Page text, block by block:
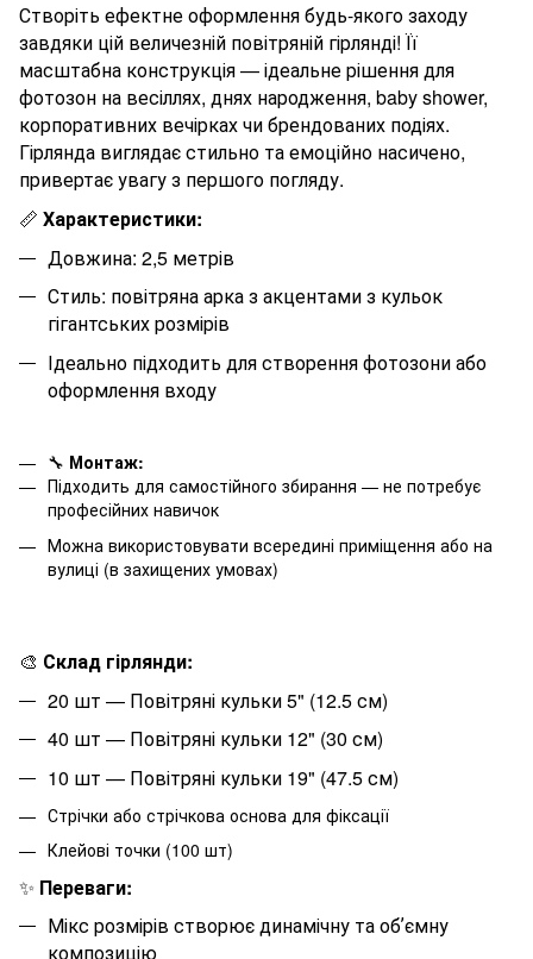
Створіть ефектне оформлення будь-якого заходу
завдяки цій величезній повітряній гірлянді! Її
масштабна конструкція — ідеальне рішення для
фотозон на весіллях, днях народження, baby shower,
корпоративних вечірках чи брендованих подіях.
Гірлянда виглядає стильно та емоційно насичено,
привертає увагу з першого погляду.
📏 Характеристики:
Довжина: 2,5 метрів
Стиль: повітряна арка з акцентами з кульок
гігантських розмірів
Ідеально підходить для створення фотозони або
оформлення входу
🔧 Монтаж:
Підходить для самостійного збирання — не потребує
професійних навичок
Можна використовувати всередині приміщення або на
вулиці (в захищених умовах)
🎨 Склад гірлянди:
20 шт — Повітряні кульки 5" (12.5 см)
40 шт — Повітряні кульки 12" (30 см)
10 шт — Повітряні кульки 19" (47.5 см)
Стрічки або стрічкова основа для фіксації
Клейові точки (100 шт)
✨ Переваги:
Мікс розмірів створює динамічну та обʼємну
композицію